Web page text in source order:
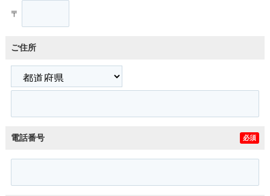
〒
ご住所
電話番号 必須